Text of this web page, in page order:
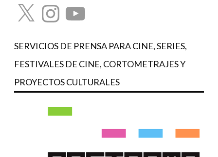
X InstagramYouTube
SERVICIOS DE PRENSA PARA CINE, SERIES,
FESTIVALES DE CINE, CORTOMETRAJES Y
PROYECTOS CULTURALES